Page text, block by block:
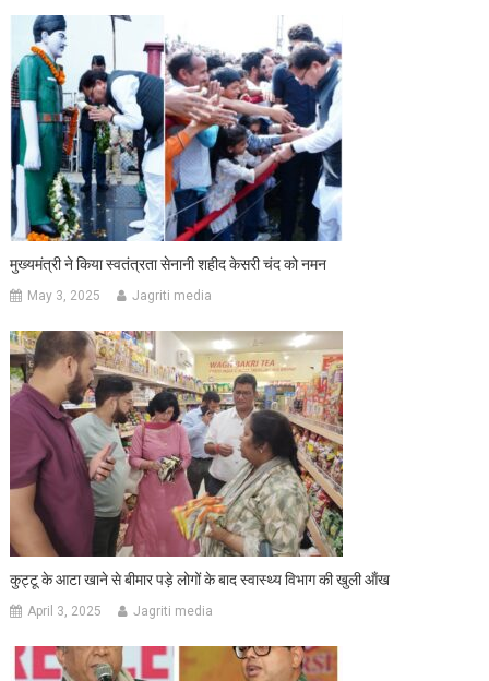
मुख्यमंत्री ने किया स्वतंत्रता सेनानी शहीद केसरी चंद को नमन
May 3, 2025 Jagriti media
कुट्टू के आटा खाने से बीमार पड़े लोगों के बाद स्वास्थ्य विभाग की खुली ऑंख
April 3, 2025 Jagriti media